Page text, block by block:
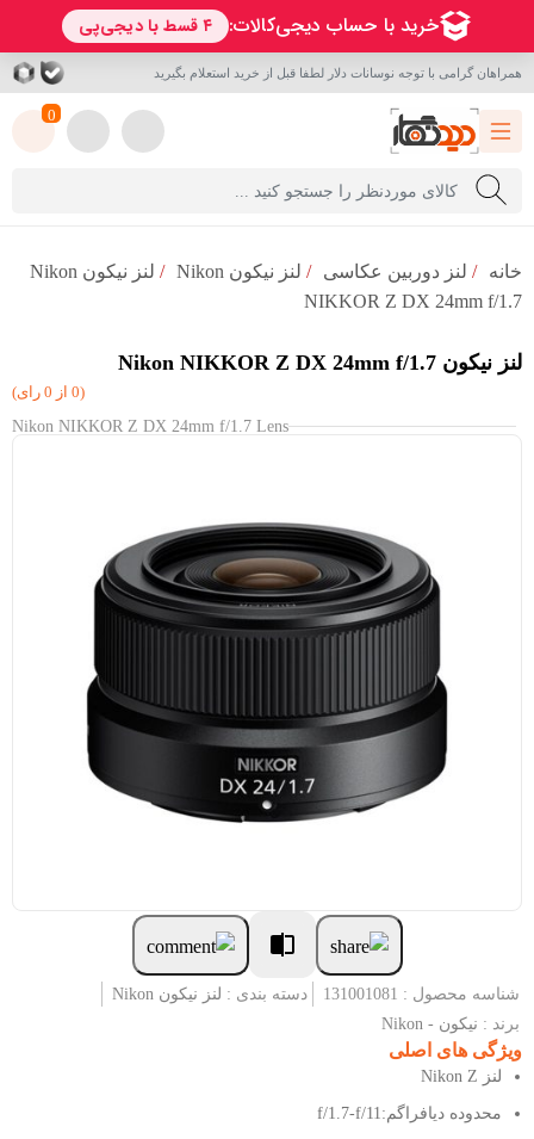
همراهان گرامی با توجه نوسانات دلار لطفا قبل از خرید استعلام بگیرید
0
خانه / لنز دوربین عکاسی / لنز نیکون Nikon /
لنز نیکون Nikon
NIKKOR Z DX 24mm f/1.7
لنز نیکون Nikon NIKKOR Z DX 24mm f/1.7
(0 از 0 رای)
Nikon NIKKOR Z DX 24mm f/1.7 Lens
شناسه محصول : 131001081 دسته بندی : لنز نیکون Nikon
برند : نیکون - Nikon
ویژگی های اصلی
لنز Nikon Z
محدوده دیافراگم:f/1.7-f/11